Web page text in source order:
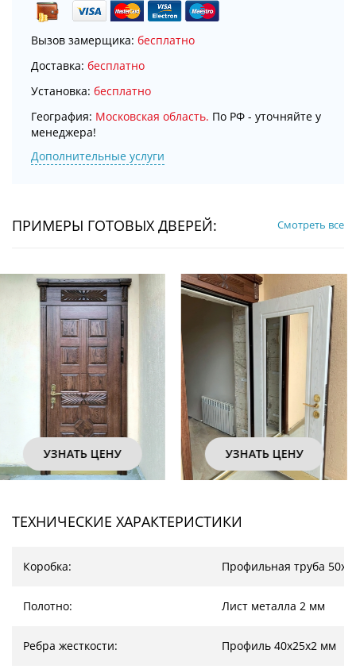
Вызов замерщика: бесплатно
Доставка: бесплатно
Установка: бесплатно
География: Московская область. По РФ - уточняйте у
менеджера!
Дополнительные услуги
ПРИМЕРЫ ГОТОВЫХ ДВЕРЕЙ: Смотреть все
УЗНАТЬ ЦЕНУ УЗНАТЬ ЦЕНУ
ТЕХНИЧЕСКИЕ ХАРАКТЕРИСТИКИ
Коробка: Профильная труба
Полотно: Лист металла 2 мм
Ребра жесткости: Профиль 40х25х2 мм